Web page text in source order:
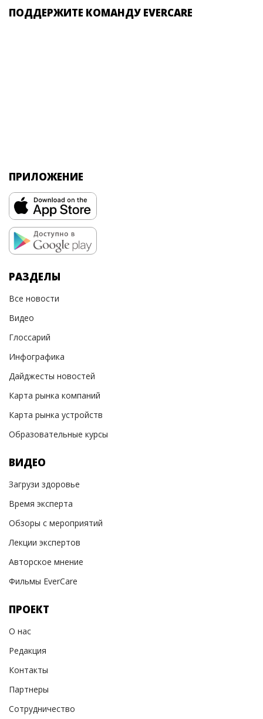
ПОДДЕРЖИТЕ КОМАНДУ EVERCARE
ПРИЛОЖЕНИЕ
РАЗДЕЛЫ
Все новости
Видео
Глоссарий
Инфографика
Дайджесты новостей
Карта рынка компаний
Карта рынка устройств
Образовательные курсы
ВИДЕО
Загрузи здоровье
Время эксперта
Обзоры с мероприятий
Лекции экспертов
Авторское мнение
Фильмы EverCare
ПРОЕКТ
О нас
Редакция
Контакты
Партнеры
Сотрудничество